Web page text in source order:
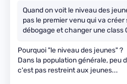
Quand on voit le niveau des
pas le premier venu qui va
débogage et changer une class
Pourquoi "le niveau des jeunes" ?
Dans la population générale, peu
c'est pas restreint aux jeunes...